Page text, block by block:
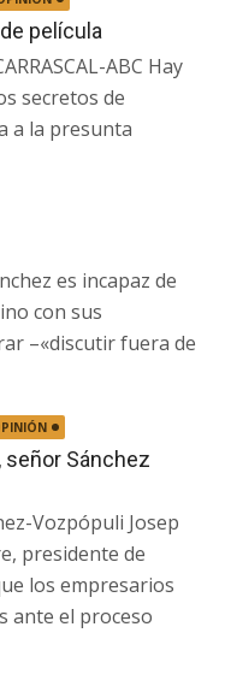
película
ABC Hay
secretos de
a la presunta
es incapaz de
con sus
–«discutir fuera de
señor Sánchez
Vozpópuli Josep
presidente de
los empresarios
ante el proceso